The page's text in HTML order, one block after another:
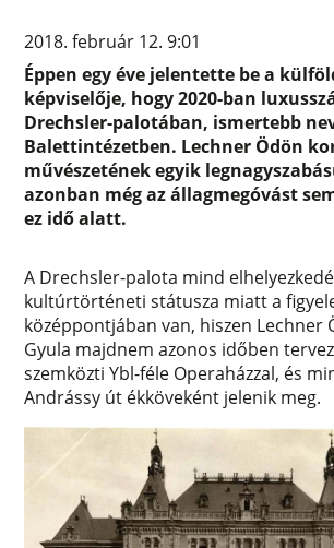
2018. február 12. 9:01
Éppen egy éve jelentette be a
képviselője, hogy 2020-ban
Drechsler-palotában, ismertebb
Balettintézetben. Lechner Ödön
művészetének egyik
azonban még az állagmegóvást
ez idő alatt.
A Drechsler-palota mind
kultúrtörténeti státusza miatt a
középpontjában van, hiszen Lechner
Gyula majdnem azonos időben
szemközti Ybl-féle Operaházzal, és
Andrássy út ékköveként jelenik meg.